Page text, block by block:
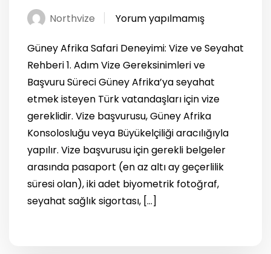
Northvize Yorum yapılmamış
Güney Afrika Safari Deneyimi: Vize ve Seyahat
Rehberi 1. Adım Vize Gereksinimleri ve
Başvuru Süreci Güney Afrika’ya seyahat
etmek isteyen Türk vatandaşları için vize
gereklidir. Vize başvurusu, Güney Afrika
Konsolosluğu veya Büyükelçiliği aracılığıyla
yapılır. Vize başvurusu için gerekli belgeler
arasında pasaport (en az altı ay geçerlilik
süresi olan), iki adet biyometrik fotoğraf,
seyahat sağlık sigortası, […]